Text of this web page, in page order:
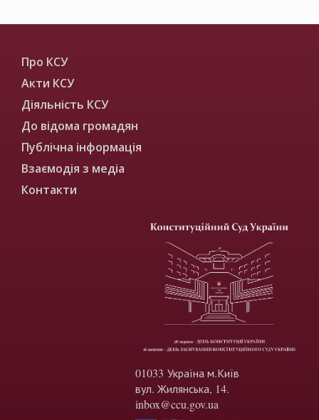
Про КСУ
Акти КСУ
Діяльність КСУ
До відома громадян
Публічна інформація
Взаємодія з медіа
Контакти
01033 Україна м.Київ
вул. Жилянська, 14.
inbox@ccu.gov.ua